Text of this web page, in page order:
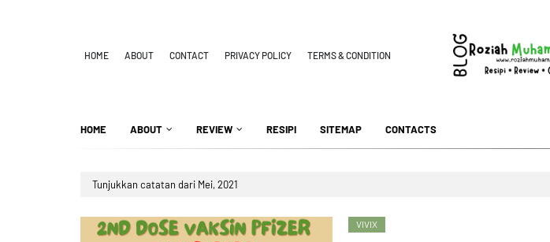
HOME ABOUT CONTACT PRIVACY POLICY TERMS & CONDITION
HOME ABOUT REVIEW RESIPI SITEMAP CONTACTS
Tunjukkan catatan dari Mei, 2021
VIVIX